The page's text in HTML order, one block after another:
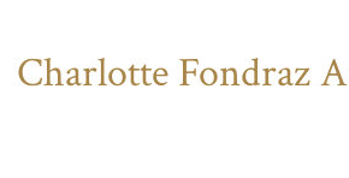
Charlotte Fondraz